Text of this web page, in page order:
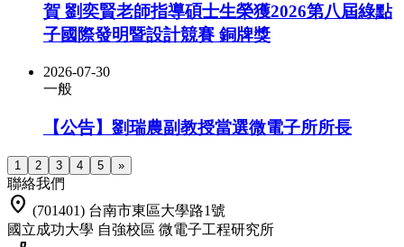
賀 劉奕賢老師指導碩士生榮獲2026第八屆綠點
子國際發明暨設計競賽 銅牌獎
2026-07-30
一般
【公告】劉瑞農副教授當選微電子所所長
1 2 3 4 5 »
聯絡我們
location_on (701401) 台南市東區大學路1號
國立成功大學 自強校區 微電子工程研究所